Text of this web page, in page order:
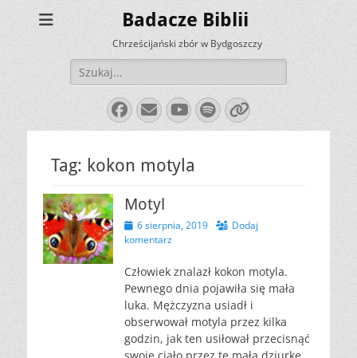
Badacze Biblii
Chrześcijański zbór w Bydgoszczy
Szukaj:
Facebook
E-
mail
YouTube
Spotify
Link
Tag: kokon motyla
Motyl
Opublikowano
6 sierpnia, 2019
Dodaj
komentarz
Człowiek znalazł kokon motyla.
Pewnego dnia pojawiła się mała
luka. Mężczyzna usiadł i
obserwował motyla przez kilka
godzin, jak ten usiłował przecisnąć